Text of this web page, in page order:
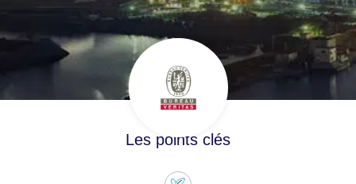
Les points clés